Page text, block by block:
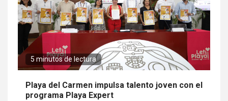
5 minutos de lectura
Playa del Carmen impulsa talento joven con el
programa Playa Expert